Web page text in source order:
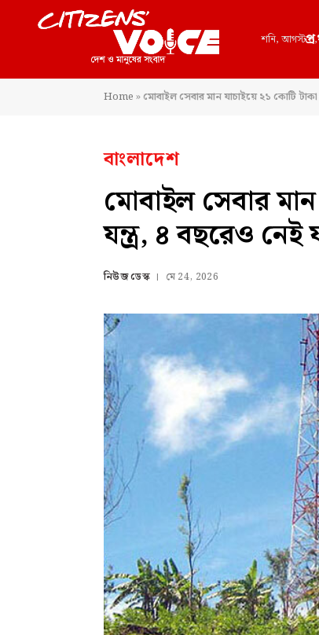
শনি, আগস্ট
Home»মোবাইল সেবার মান যাচাইয়ে ২১ কোটি
বাংলাদেশ
মোবাইল সেবার
যন্ত্র, ৪ বছরেও
নিউজ ডেস্ক মে 24, 2026